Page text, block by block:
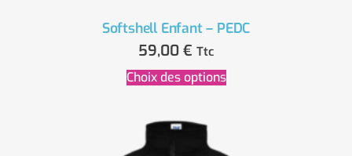
Softshell Enfant – PEDC
59,00 € Ttc
Choix des options